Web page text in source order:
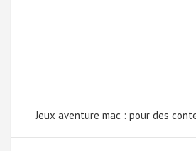
Jeux aventure mac : pour des